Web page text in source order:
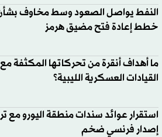
النفط يواصل الصعود وسط مخاوف
خطط إعادة فتح مضيق هرمز
ما أهداف أنقرة من تحركاتها المكثفة مع
القيادات العسكرية الليبية؟
استقرار عوائد سندات منطقة اليورو مع
إصدار فرنسي ضخم